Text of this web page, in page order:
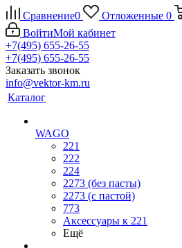
Сравнение0 Отложенные 0
ВойтиМой кабинет
+7(495) 655-26-55
+7(495) 655-26-55
Заказать звонок
info@vektor-km.ru
Каталог
WAGO
221
222
224
2273 (без пасты)
2273 (с пастой)
773
Аксессуары к 221
Ещё